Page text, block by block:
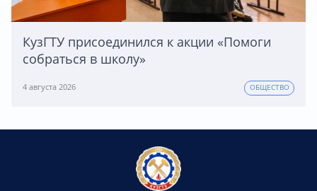
КузГТУ присоединился к акции «Помоги
собраться в школу»
4 августа 2026 ОБЩЕСТВО